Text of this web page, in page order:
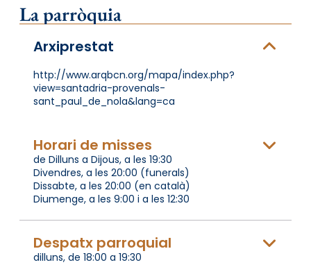
La parròquia
Arxiprestat
http://www.arqbcn.org/mapa/index.php?
view=santadria-provenals-
sant_paul_de_nola&lang=ca
Horari de misses
de Dilluns a Dijous, a les 19:30
Divendres, a les 20:00 (funerals)
Dissabte, a les 20:00 (en català)
Diumenge, a les 9:00 i a les 12:30
Despatx parroquial
dilluns, de 18:00 a 19:30